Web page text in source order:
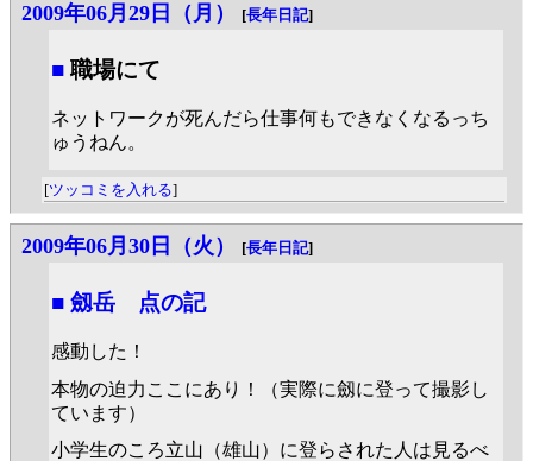
2009年06月29日（月） [長年日記]
■ 職場にて
ネットワークが死んだら仕事何もできなくなるっち
ゅうねん。
[ツッコミを入れる]
2009年06月30日（火） [長年日記]
■ 劔岳 点の記
感動した！
本物の迫力ここにあり！（実際に劔に登って撮影し
ています）
小学生のころ立山（雄山）に登らされた人は見るべ